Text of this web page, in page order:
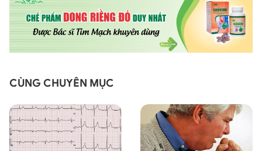
CÙNG CHUYÊN MỤC